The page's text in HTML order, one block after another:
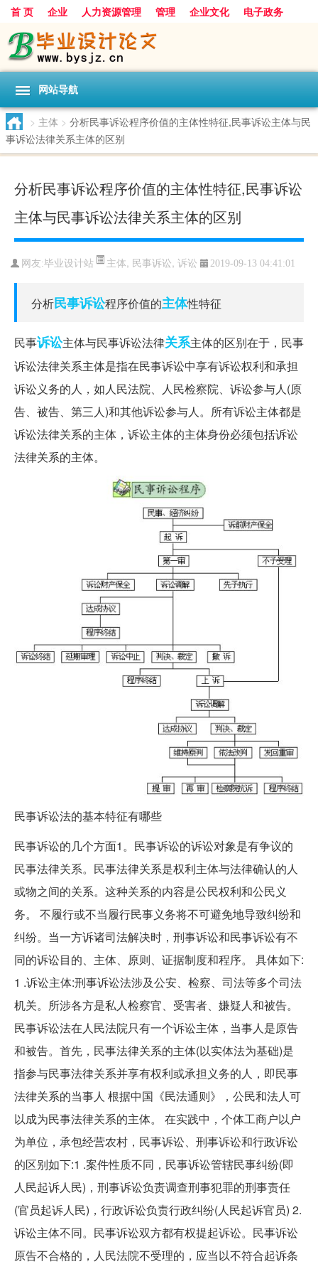
首 页 企业 人力资源管理 管理 企业文化
电子政务
数据
旅游 项目 浅谈 发展
网站导航
> 主体 > 分析民事诉讼程序价值的主体性特征,民事诉讼主体与民
事诉讼法律关系主体的区别
分析民事诉讼程序价值的主体性特征,民事诉讼
主体与民事诉讼法律关系主体的区别
网友:毕业设计站 主体, 民事诉讼, 诉讼 2019-09-13 04:41:01
分析民事诉讼程序价值的主体性特征
民事诉讼主体与民事诉讼法律关系主体的区别在于，民事
诉讼法律关系主体是指在民事诉讼中享有诉讼权利和承担
诉讼义务的人，如人民法院、人民检察院、诉讼参与人(原
告、被告、第三人)和其他诉讼参与人。所有诉讼主体都是
诉讼法律关系的主体，诉讼主体的主体身份必须包括诉讼
法律关系的主体。
民事诉讼法的基本特征有哪些
民事诉讼的几个方面1。民事诉讼的诉讼对象是有争议的
民事法律关系。民事法律关系是权利主体与法律确认的人
或物之间的关系。这种关系的内容是公民权利和公民义
务。 不履行或不当履行民事义务将不可避免地导致纠纷和
纠纷。当一方诉诸司法解决时，刑事诉讼和民事诉讼有不
同的诉讼目的、主体、原则、证据制度和程序。 具体如下:
1 .诉讼主体:刑事诉讼法涉及公安、检察、司法等多个司法
机关。所涉各方是私人检察官、受害者、嫌疑人和被告。
民事诉讼法在人民法院只有一个诉讼主体，当事人是原告
和被告。首先，民事法律关系的主体(以实体法为基础)是
指参与民事法律关系并享有权利或承担义务的人，即民事
法律关系的当事人 根据中国《民法通则》，公民和法人可
以成为民事法律关系的主体。 在实践中，个体工商户以户
为单位，承包经营农村，民事诉讼、刑事诉讼和行政诉讼
的区别如下:1 .案件性质不同，民事诉讼管辖民事纠纷(即
人民起诉人民)，刑事诉讼负责调查刑事犯罪的刑事责任
(官员起诉人民)，行政诉讼负责行政纠纷(人民起诉官员) 2.
诉讼主体不同。民事诉讼双方都有权提起诉讼。民事诉讼
原告不合格的，人民法院不受理的，应当以不符合起诉条